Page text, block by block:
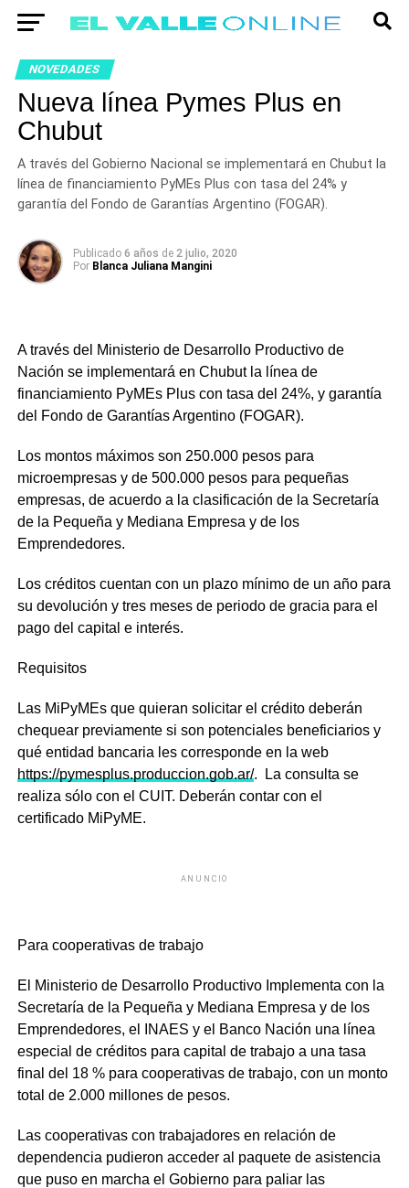
NOVEDADES
Nueva línea Pymes Plus en
Chubut
A través del Gobierno Nacional se implementará en Chubut la
línea de financiamiento PyMEs Plus con tasa del 24% y
garantía del Fondo de Garantías Argentino (FOGAR).
Publicado 6 años de 2 julio, 2020
Por Blanca Juliana Mangini
A través del Ministerio de Desarrollo Productivo de
Nación se implementará en Chubut la línea de
financiamiento PyMEs Plus con tasa del 24%, y garantía
del Fondo de Garantías Argentino (FOGAR).
Los montos máximos son 250.000 pesos para
microempresas y de 500.000 pesos para pequeñas
empresas, de acuerdo a la clasificación de la Secretaría
de la Pequeña y Mediana Empresa y de los
Emprendedores.
Los créditos cuentan con un plazo mínimo de un año para
su devolución y tres meses de periodo de gracia para el
pago del capital e interés.
Requisitos
Las MiPyMEs que quieran solicitar el crédito deberán
chequear previamente si son potenciales beneficiarios y
qué entidad bancaria les corresponde en la web
https://pymesplus.produccion.gob.ar/. La consulta se
realiza sólo con el CUIT. Deberán contar con el
certificado MiPyME.
ANUNCIO
Para cooperativas de trabajo
El Ministerio de Desarrollo Productivo Implementa con la
Secretaría de la Pequeña y Mediana Empresa y de los
Emprendedores, el INAES y el Banco Nación una línea
especial de créditos para capital de trabajo a una tasa
final del 18 % para cooperativas de trabajo, con un monto
total de 2.000 millones de pesos.
Las cooperativas con trabajadores en relación de
dependencia pudieron acceder al paquete de asistencia
que puso en marcha el Gobierno para paliar las